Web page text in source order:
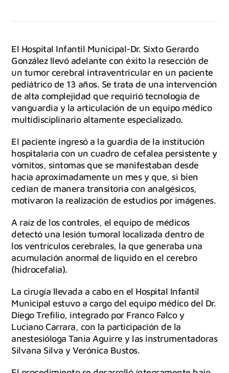
El Hospital Infantil Municipal-Dr. Sixto Gerardo
González llevó adelante con éxito la resección de
un tumor cerebral intraventricular en un paciente
pediátrico de 13 años. Se trata de una intervención
de alta complejidad que requirió tecnología de
vanguardia y la articulación de un equipo médico
multidisciplinario altamente especializado.
El paciente ingresó a la guardia de la institución
hospitalaria con un cuadro de cefalea persistente y
vómitos, síntomas que se manifestaban desde
hacía aproximadamente un mes y que, si bien
cedían de manera transitoria con analgésicos,
motivaron la realización de estudios por imágenes.
A raíz de los controles, el equipo de médicos
detectó una lesión tumoral localizada dentro de
los ventrículos cerebrales, la que generaba una
acumulación anormal de líquido en el cerebro
(hidrocefalia).
La cirugía llevada a cabo en el Hospital Infantil
Municipal estuvo a cargo del equipo médico del Dr.
Diego Trefilio, integrado por Franco Falco y
Luciano Carrara, con la participación de la
anestesióloga Tania Aguirre y las instrumentadoras
Silvana Silva y Verónica Bustos.